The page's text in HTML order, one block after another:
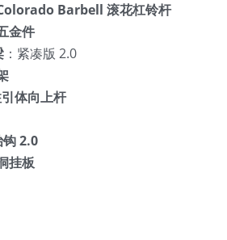
Barbell 滚花杠铃杆
金件
：紧凑版 2.0
体向上杆
钩 2.0
挂板